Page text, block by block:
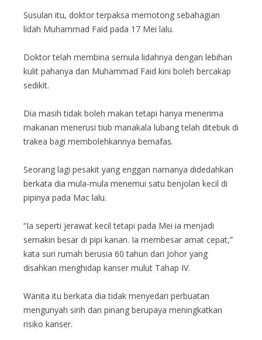
Susulan itu, doktor terpaksa memotong sebahagian
lidah Muhammad Faid pada 17 Mei lalu.
Doktor telah membina semula lidahnya dengan lebihan
kulit pahanya dan Muhammad Faid kini boleh bercakap
sedikit.
Dia masih tidak boleh makan tetapi hanya menerima
makanan menerusi tiub manakala lubang telah ditebuk di
trakea bagi membolehkannya bernafas.
Seorang lagi pesakit yang enggan namanya didedahkan
berkata dia mula-mula menemui satu benjolan kecil di
pipinya pada Mac lalu.
“Ia seperti jerawat kecil tetapi pada Mei ia menjadi
semakin besar di pipi kanan. Ia membesar amat cepat,”
kata suri rumah berusia 60 tahun dari Johor yang
disahkan menghidap kanser mulut Tahap IV.
Wanita itu berkata dia tidak menyedari perbuatan
mengunyah sirih dan pinang berupaya meningkatkan
risiko kanser.